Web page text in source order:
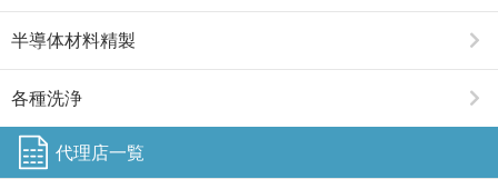
半導体材料精製
各種洗浄
代理店一覧